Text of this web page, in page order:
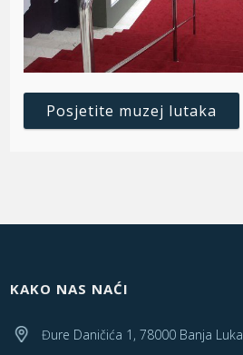
Posjetite muzej lutaka
KAKO NAS NAĆI
Đure Daničića 1, 78000 Banja Luka